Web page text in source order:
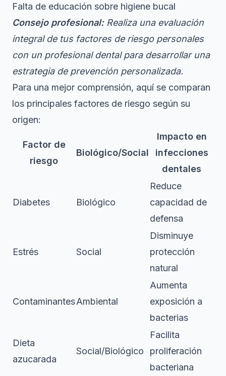
Falta de educación sobre higiene bucal
Consejo profesional: Realiza una evaluación
integral de tus factores de riesgo personales
con un profesional dental para desarrollar una
estrategia de prevención personalizada.
Para una mejor comprensión, aquí se comparan
los principales factores de riesgo según su
origen:
Factor de
riesgo
Biológico/Social
Impacto en
infecciones
dentales
Diabetes Biológico
Reduce
capacidad de
defensa
Estrés Social
Disminuye
protección
natural
ContaminantesAmbiental
Aumenta
exposición a
bacterias
Dieta
azucarada
Social/Biológico
Facilita
proliferación
bacteriana